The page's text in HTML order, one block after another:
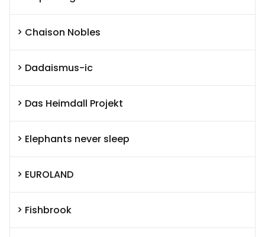
Chaison Nobles
Dadaismus-ic
Das Heimdall Projekt
Elephants never sleep
EUROLAND
Fishbrook